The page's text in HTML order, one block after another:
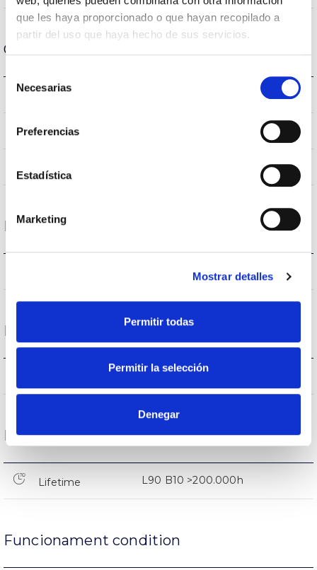
que les haya proporcionado o que hayan recopilado a
partir del uso que haya hecho de sus servicios.
Necesarias
Preferencias
Estadística
Marketing
Mostrar detalles
Permitir todas
Permitir la selección
Denegar
Optical data
Colour temperature 4.000K
CRI Colour rendering index
Optical VA00K0M
Housing and Finish
66
Performance
3.516lm
Life
Lifetime L90 B10 >200.000h
Funcionament condition